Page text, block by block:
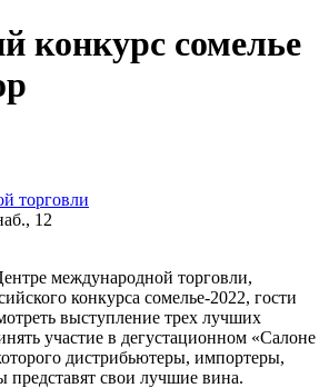
конкурс сомелье
торговли
12
международной торговли,
конкурса сомелье-2022, гости
выступление трех лучших
участие в дегустационном «Салоне
дистрибьютеры, импортеры,
представят свои лучшие вина.